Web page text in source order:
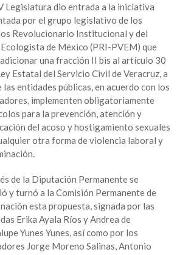
Legislatura dio entrada a la iniciativa
por el grupo legislativo de los
Revolucionario Institucional y del
de México (PRI-PVEM) que
una fracción II bis al artículo 30
Estatal del Servicio Civil de Veracruz, a
las entidades públicas, en acuerdo con los
implementen obligatoriamente
para la prevención, atención y
del acoso y hostigamiento sexuales
otra forma de violencia laboral y
de la Diputación Permanente se
y turnó a la Comisión Permanente de
esta propuesta, signada por las
Erika Ayala Ríos y Andrea de
Yunes Yunes, así como por los
Jorge Moreno Salinas, Antonio